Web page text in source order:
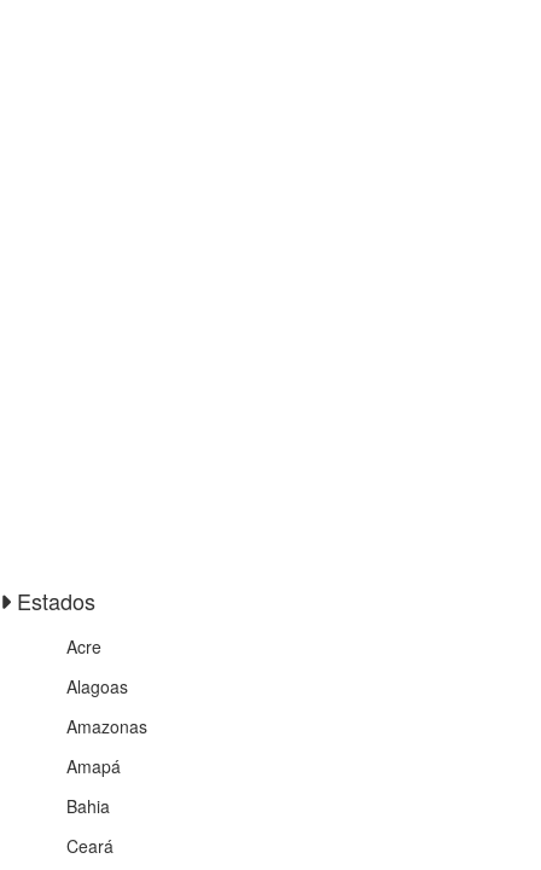
Estados
Acre
Alagoas
Amazonas
Amapá
Bahia
Ceará